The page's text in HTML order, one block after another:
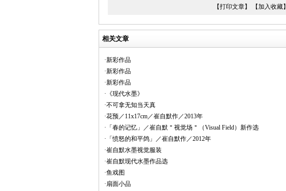
【打印文章】
【加入收藏】
相关文章
·新彩作品
·新彩作品
·新彩作品
·《现代水墨》
·不可拿无知当天真
·花预／11x17cm／崔自默作／2013年
·「春的记忆」／崔自默＂视觉场＂（Visual Field）新作选
·「愤怒的和平鸽」／崔自默作／2012年
·崔自默水墨视觉服装
·崔自默现代水墨作品选
·鱼戏图
·扇面小品